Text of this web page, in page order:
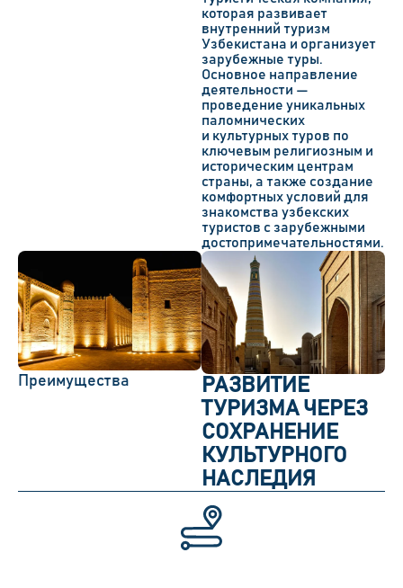
которая развивает
внутренний туризм
Узбекистана и организует
зарубежные туры.
Основное направление
деятельности —
проведение уникальных
паломнических
и культурных туров по
ключевым религиозным и
историческим центрам
страны, а также создание
комфортных условий для
знакомства узбекских
туристов с зарубежными
достопримечательностями.
Преимущества
РАЗВИТИЕ
ТУРИЗМА ЧЕРЕЗ
СОХРАНЕНИЕ
КУЛЬТУРНОГО
НАСЛЕДИЯ